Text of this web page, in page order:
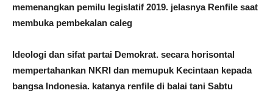
memenangkan pemilu legislatif 2019. jelasnya Renfile saat
membuka pembekalan caleg
Ideologi dan sifat partai Demokrat. secara horisontal
mempertahankan NKRI dan memupuk Kecintaan kepada
bangsa Indonesia. katanya renfile di balai tani Sabtu